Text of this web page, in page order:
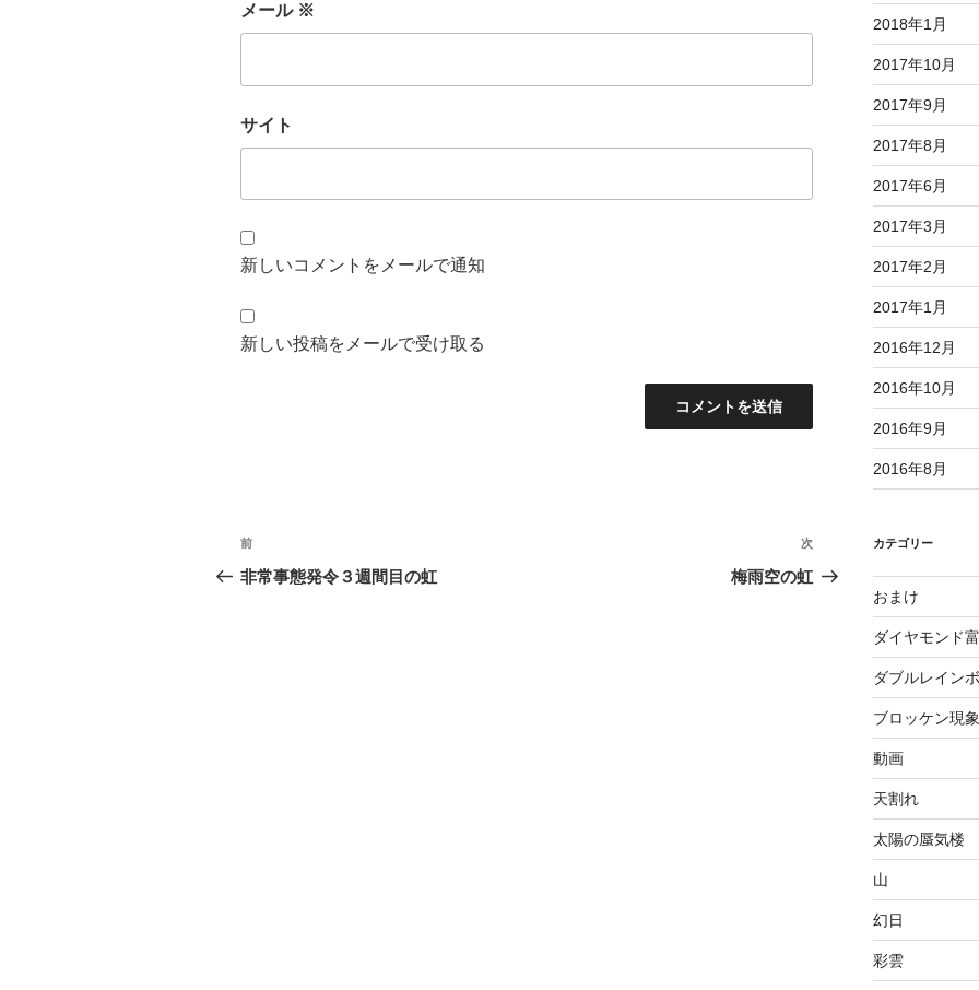
メール ※
サイト
新しいコメントをメールで通知
新しい投稿をメールで受け取る
投
稿
前
の
前
非常事態発令３週間目の虹
次
の
次
梅雨空の虹
2018年1月
2017年10月
2017年9月
2017年8月
2017年6月
2017年3月
2017年2月
2017年1月
2016年12月
2016年10月
2016年9月
2016年8月
カテゴリー
おまけ
ダイヤモンド
ダブルレイン
ブロッケン現象
動画
天割れ
太陽の蜃気楼
山
幻日
彩雲